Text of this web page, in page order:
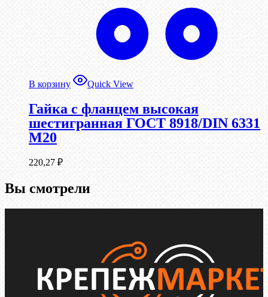
В корзину Quick View
Гайка с фланцем высокая
шестигранная ГОСТ 8918/DIN 6331
М20
220,27 ₽
Вы смотрели